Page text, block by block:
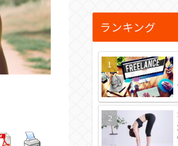
ランキング